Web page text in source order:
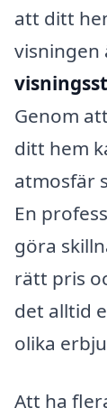
att ditt
visningen
Genom
ditt hem
atmosfär
En
göra
rätt pris
det alltid
olika
Att ha